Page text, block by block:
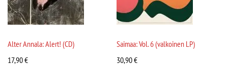
Alter Annala: Alert! (CD)
17,90€
Saimaa: Vol. 6 (valkoinen LP)
30,90€